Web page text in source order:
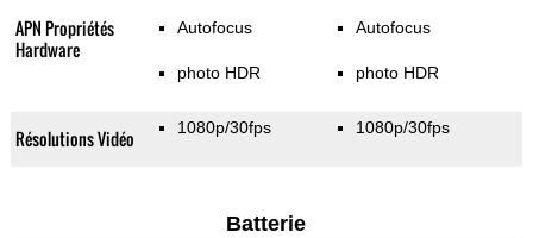
APN Propriétés
Hardware
Autofocus
photo HDR
Autofocus
photo HDR
Résolutions Vidéo 1080p/30fps 1080p/30fps
Batterie